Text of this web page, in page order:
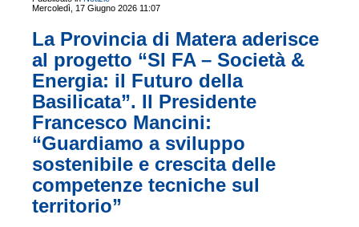
Mercoledì, 17 Giugno 2026 11:07
La Provincia di Matera aderisce
al progetto “SI FA – Società &
Energia: il Futuro della
Basilicata”. Il Presidente
Francesco Mancini:
“Guardiamo a sviluppo
sostenibile e crescita delle
competenze tecniche sul
territorio”